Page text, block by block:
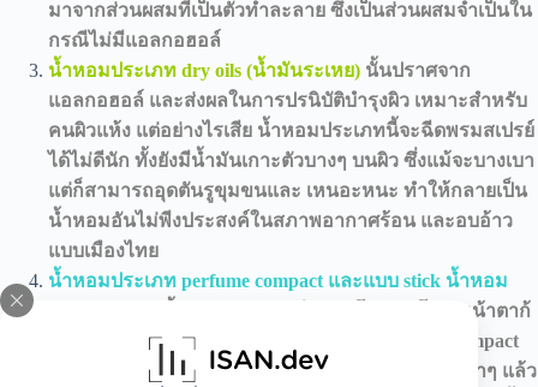
มาจากส่วนผสมที่เป็นตัวทำละลาย ซึ่งเป็นส่วนผสมจำเป็นใน
กรณีไม่มีแอลกอฮอล์
น้ำหอมประเภท dry oils (น้ำมันระเหย) นั้นปราศจาก
แอลกอฮอล์ และส่งผลในการปรนิบัติบำรุงผิว เหมาะสำหรับ
คนผิวแห้ง แต่อย่างไรเสีย น้ำหอมประเภทนี้จะฉีดพรมสเปรย์
ได้ไม่ดีนัก ทั้งยังมีน้ำมันเกาะตัวบางๆ บนผิว ซึ่งแม้จะบางเบา
แต่ก็สามารถอุดตันรูขุมขนและ เหนอะหนะ ทำให้กลายเป็น
น้ำหอมอันไม่พีงประสงค์ในสภาพอากาศร้อน และอบอ้าว
แบบเมืองไทย
น้ำหอมประเภท perfume compact และแบบ stick น้ำหอม
นี้ เล่าขานกันว่ามีมาแต่โบราณโน่น หน้าตาก้
เป้นผลึกแน่นเหมือนแป้งตลับ หรือรองพื้นประเภท compact
เวลาใช้ก็แค่แตะปลายนิ้วเกลี่ยลงไปบนแป้งน้ำหอมเบาๆ แล้ว